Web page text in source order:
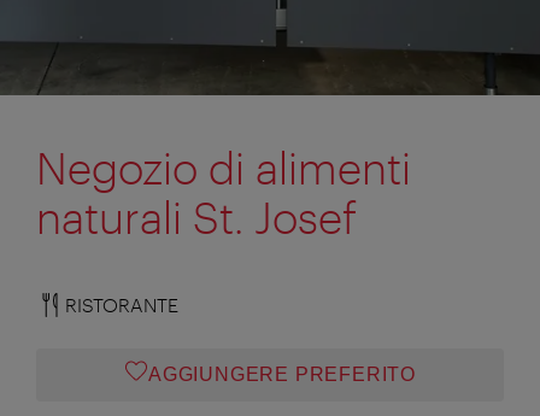
Negozio di alimenti
naturali St. Josef
RISTORANTE
AGGIUNGERE PREFERITO